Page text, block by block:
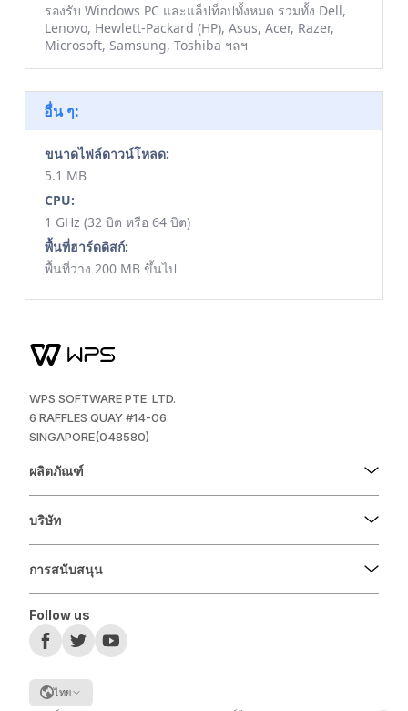
รองรับ Windows PC และแล็ปท็อปทั้งหมด รวมทั้ง Dell,
Lenovo, Hewlett-Packard (HP), Asus, Acer, Razer,
Microsoft, Samsung, Toshiba ฯลฯ
อื่น ๆ:
ขนาดไฟล์ดาวน์โหลด:
5.1 MB
CPU:
1 GHz (32 บิต หรือ 64 บิต)
พื้นที่ฮาร์ดดิสก์:
พื้นที่ว่าง 200 MB ขึ้นไป
WPS SOFTWARE PTE. LTD.
6 RAFFLES QUAY #14-06.
SINGAPORE(048580)
ผลิตภัณฑ์
บริษัท
การสนับสนุน
Follow us
ไทย